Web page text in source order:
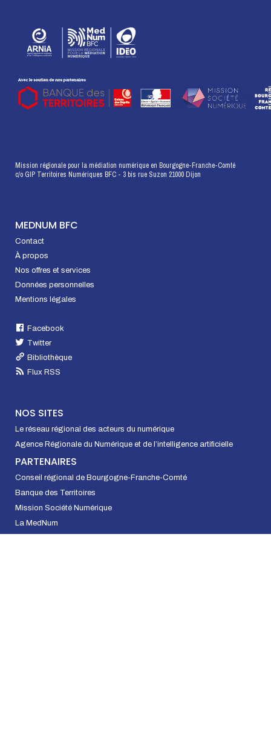
Mission régionale pour la médiation numérique en Bourgogne-Franche-Comté
c/o GIP Territoires Numériques BFC - 3 bis rue Suzon 21000 Dijon
MEDNUM BFC
Contact
À propos
Nos offres et services
Données personnelles
Mentions légales
Facebook
Twitter
Bibliothèque
Flux RSS
NOS SITES
Le réseau régional des acteurs du numérique
Agence Régionale du Numérique et de l’intelligence artificielle
PARTENAIRES
Conseil régional de Bourgogne-Franche-Comté
Banque des Territoires
Mission Société Numérique
La MedNum